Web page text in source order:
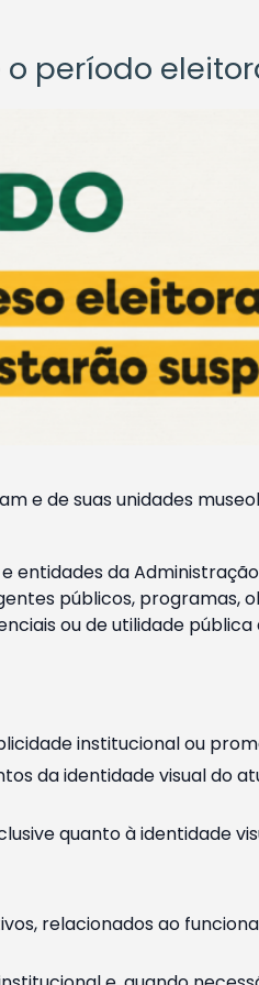
período
e de suas unidades
entidades da
públicos, programas,
ou de utilidade
institucional ou
da identidade visual do
quanto à identidade
relacionados ao